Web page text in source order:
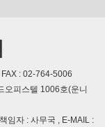
: 02-764-5006
오피스텔 1006호(운니
임자 : 사무국 , E-MAIL :